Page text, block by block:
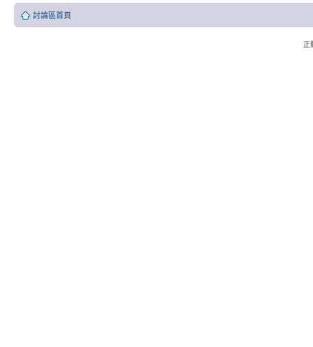
討論區首頁
正